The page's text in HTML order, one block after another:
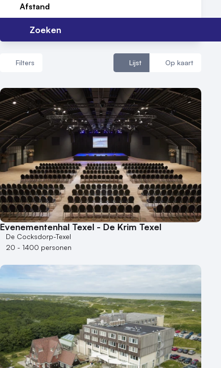
Reviews (5⭐️)
Afstand
Zoeken
Filters Lijst Op kaart
Aantal zalen
1 - 5 zalen
6 - 10 zalen
10 of meer zalen
Aantal personen
1 - 50 personen
50 - 100 personen
100 - 250 personen
250 - 500 personen
500+ personen
Bijzondere locaties
Buitenlocatie
Duurzame locatie
Groene locatie
Heisessie
Hotel
Hybride events
Industriële locatie
Kasteel en landgoed
Evenementenhal Texel - De Krim Texel
De Cocksdorp-Texel
20 - 1400 personen